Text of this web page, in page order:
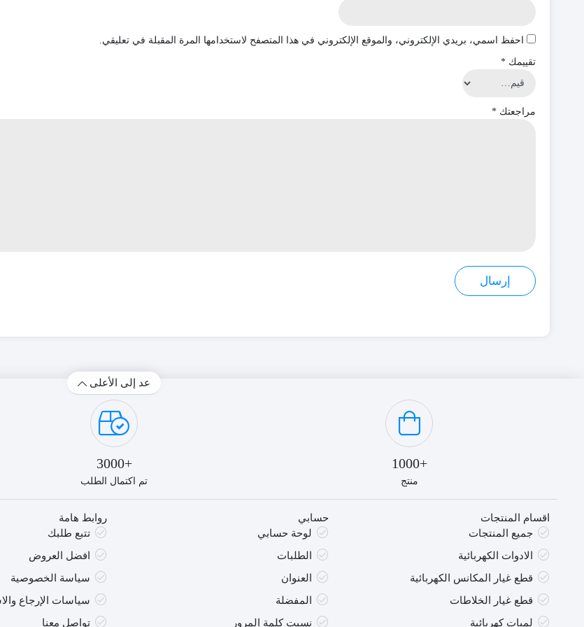
احفظ اسمي، بريدي الإلكتروني، والموقع الإلكتروني في هذا المتصفح لاستخدامها المرة المقبلة في تعليقي.
تقييمك *
مراجعتك *
عد إلى الأعلى
+1000
منتج
+3000
تم اكتمال الطلب
اقسام المنتجات
جميع المنتجات
الادوات الكهربائية
قطع غيار المكانس الكهربائية
قطع غيار الخلاطات
لمبات كهربائية
حسابي
لوحة حسابي
الطلبات
العنوان
المفضلة
نسيت كلمة المرور
روابط هامة
تتبع طلبك
افضل العروض
سياسة الخصوصية
سياسات الإرجاع
تواصل معنا